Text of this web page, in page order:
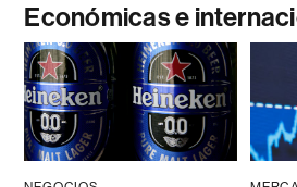
Económicas e